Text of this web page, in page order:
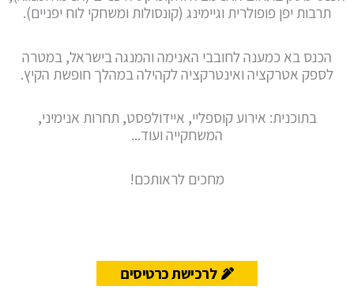
תרבות יפן פופולרית וגיימינג (קונסולות ומשחקי לוח יפניים).
הכנס בא כמענה לחובבי האנימה והמנגה בישראל, במטרה
לספק אטרקציה ואינטרקציה לקהילה במהלך חופשת הקיץ.
בתוכנית: אירוע קוספליי, איידולפסט, תחרות אנימיני,
המשחקייה ועוד...
מחכים לראותכם!
לרכישת כרטיסים